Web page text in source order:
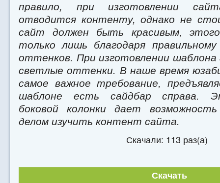
правило, при изготовлении
отводится контенту, однако не
сайт должен быть красивым,
только лишь благодаря
оттенков. При изготовлении
светлые оттенки. В наше время
самое важное требование,
шаблоне есть сайдбар справа.
боковой колонки дает
делом изучить контент сайта.
Скачали: 113 раз(а)
Скачать